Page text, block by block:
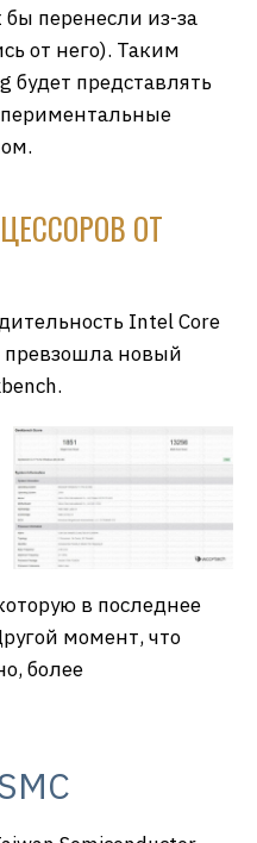
бы перенесли из-за
от него). Таким
будет представлять
ОТ
Intel Core
превзошла новый
в последнее
момент, что
более